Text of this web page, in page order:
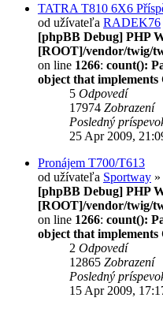
TATRA T810 6X6
od užívateľa RADEK76
[phpBB Debug] PHP
[ROOT]/vendor/twig/
on line 1266: count():
object that implements
5 Odpovedí
17974 Zobrazení
Posledný
25 Apr 2009,
Pronájem T700/T613
od užívateľa Sportway
[phpBB Debug] PHP
[ROOT]/vendor/twig/
on line 1266: count():
object that implements
2 Odpovedí
12865 Zobrazení
Posledný
15 Apr 2009,